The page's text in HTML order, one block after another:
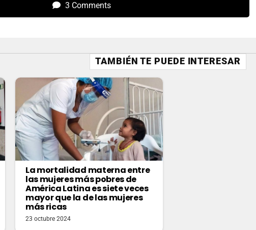
3 Comments
TAMBIÉN TE PUEDE INTERESAR
La mortalidad materna entre
las mujeres más pobres de
América Latina es siete veces
mayor que la de las mujeres
más ricas
23 octubre 2024